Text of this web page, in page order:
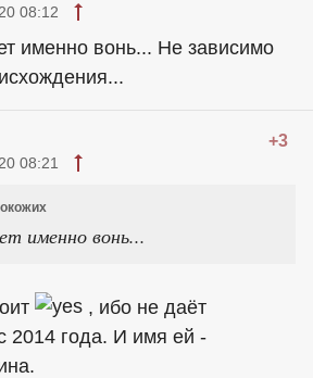
08:12
именно вонь... Не зависимо
+3
08:21
именно вонь...
, ибо не даёт
2014 года. И имя ей -